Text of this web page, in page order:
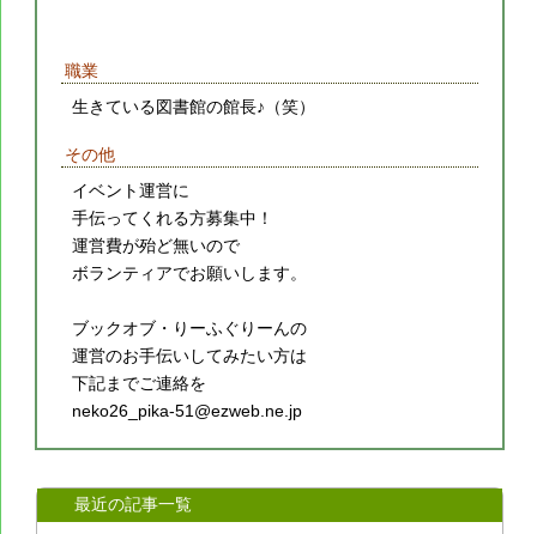
職業
生きている図書館の館長♪（笑）
その他
イベント運営に
手伝ってくれる方募集中！
運営費が殆ど無いので
ボランティアでお願いします。
ブックオブ・りーふぐりーんの
運営のお手伝いしてみたい方は
下記までご連絡を
neko26_pika-51@ezweb.ne.jp
最近の記事一覧